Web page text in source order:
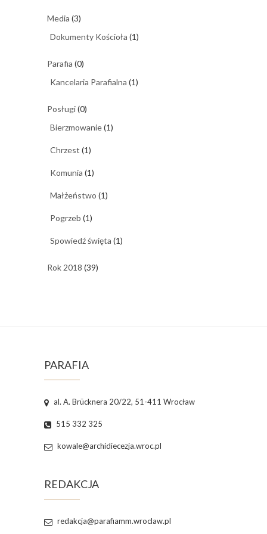
Media (3)
Dokumenty Kościoła (1)
Parafia (0)
Kancelaria Parafialna (1)
Posługi(0)
Bierzmowanie(1)
Chrzest (1)
Komunia (1)
Małżeństwo (1)
Pogrzeb (1)
Spowiedź święta (1)
Rok 2018 (39)
PARAFIA
al. A. Brücknera 20/22, 51-411 Wrocław
515 332 325
kowale@archidiecezja.wroc.pl
REDAKCJA
redakcja@parafiamm.wroclaw.pl